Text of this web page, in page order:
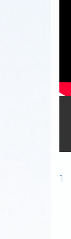
1